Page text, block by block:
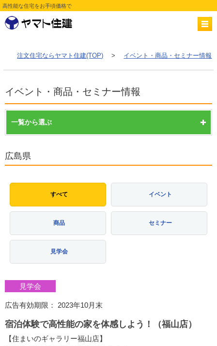
高性能な住宅をお手頃価格で
注文住宅ならヤマト住建(TOP) > イベント・商品・セミナー情報
イベント・商品・セミナー情報
一覧から選ぶ
広島県
すべて イベント
商品 セミナー
見学会
見学会
広告有効期限： 2023年10月末
宿泊体験で高性能の家を体感しよう！（福山店）
【住まいのギャラリー福山店】